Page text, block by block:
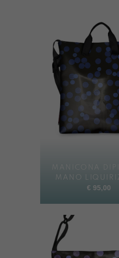
MANO
€ 95,00